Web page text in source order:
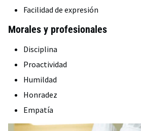
Facilidad de expresión
Morales y profesionales
Disciplina
Proactividad
Humildad
Honradez
Empatía